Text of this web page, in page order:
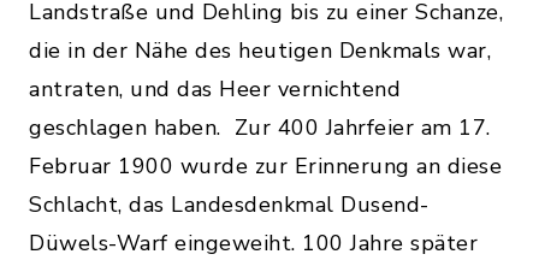
Landstraße und Dehling bis zu einer Schanze,
die in der Nähe des heutigen Denkmals war,
antraten, und das Heer vernichtend
geschlagen haben. Zur 400 Jahrfeier am 17.
Februar 1900 wurde zur Erinnerung an diese
Schlacht, das Landesdenkmal Dusend-
Düwels-Warf eingeweiht. 100 Jahre später